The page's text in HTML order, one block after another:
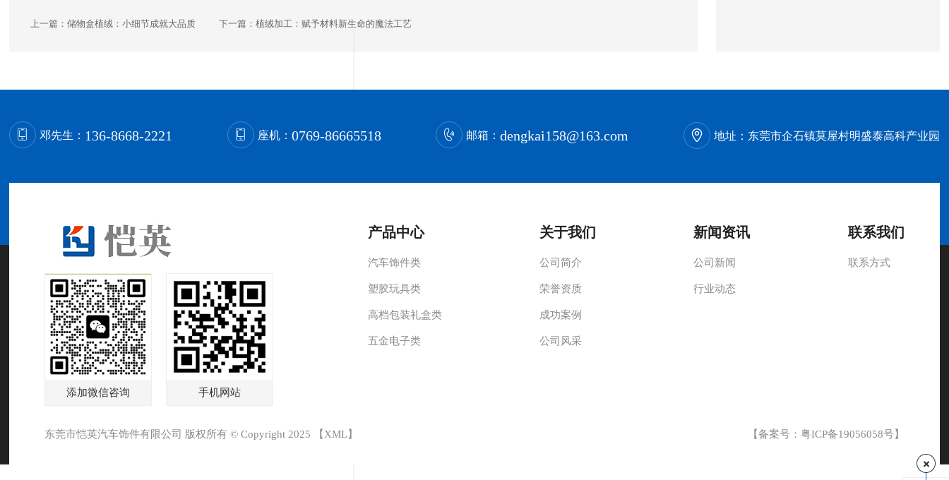
上一篇：储物盒植绒：小细节成就大品质 下一篇：植绒加工：赋予材料新生命的魔法工艺
邓先生： 136-8668-2221 座机： 0769-86665518 邮箱：dengkai158@163.com 地址： 东莞市企石镇莫屋村明盛泰高科产业园
添加微信咨询 手机网站
产品中心
汽车饰件类
塑胶玩具类
高档包装礼盒类
五金电子类
关于我们
公司简介
荣誉资质
成功案例
公司风采
新闻资讯
公司新闻
行业动态
联系我们
联系方式
东莞市恺英汽车饰件有限公司 版权所有 © Copyright 2025 【 XML】 【备案号： 粤ICP备19056058号】